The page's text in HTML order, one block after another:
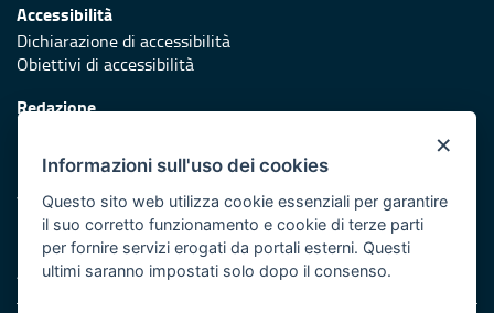
Accessibilità
Dichiarazione di accessibilità
Obiettivi di accessibilità
Redazione
Protezione civile
Vai al sito di Protezione Civile Puglia
Iniziativa finanziata con risorse del POR Puglia 2014/2020 -
Asse XI
×
Informazioni sull'uso dei cookies
Questo sito web utilizza cookie essenziali per garantire
il suo corretto funzionamento e cookie di terze parti
per fornire servizi erogati da portali esterni. Questi
ultimi saranno impostati solo dopo il consenso.